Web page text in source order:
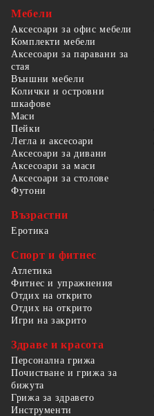
Мебели
Аксесоари за офис мебели
Комплекти мебели
Аксесоари за паравани за
стая
Външни мебели
Колички и островни
шкафове
Маси
Пейки
Легла и аксесоари
Аксесоари за дивани
Аксесоари за маси
Аксесоари за столове
Футони
Възрастни
Еротика
Спорт и фитнес
Атлетика
Фитнес и упражнения
Отдих на открито
Отдих на открито
Игри на закрито
Здраве и красота
Персонална грижа
Почистване и грижа за
бижута
Грижа за здравето
Инструменти